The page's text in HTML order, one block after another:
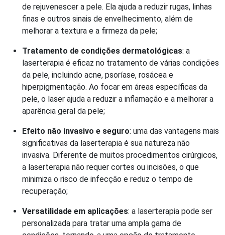
de rejuvenescer a pele. Ela ajuda a reduzir rugas, linhas
finas e outros sinais de envelhecimento, além de
melhorar a textura e a firmeza da pele;
Tratamento de condições dermatológicas: a
laserterapia é eficaz no tratamento de várias condições
da pele, incluindo acne, psoríase, rosácea e
hiperpigmentação. Ao focar em áreas específicas da
pele, o laser ajuda a reduzir a inflamação e a melhorar a
aparência geral da pele;
Efeito não invasivo e seguro: uma das vantagens mais
significativas da laserterapia é sua natureza não
invasiva. Diferente de muitos procedimentos cirúrgicos,
a laserterapia não requer cortes ou incisões, o que
minimiza o risco de infecção e reduz o tempo de
recuperação;
Versatilidade em aplicações: a laserterapia pode ser
personalizada para tratar uma ampla gama de